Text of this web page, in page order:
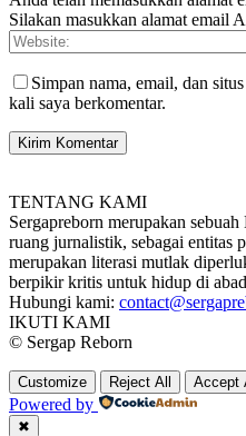
Silakan masukkan alamat email
Simpan nama, email, dan
kali saya berkomentar.
TENTANG KAMI
Sergapreborn merupakan
ruang jurnalistik, sebagai entitas
merupakan literasi mutlak
berpikir kritis untuk hidup di
Hubungi kami:
IKUTI KAMI
© Sergap Reborn
Customize Reject All Accept
Powered by
✖